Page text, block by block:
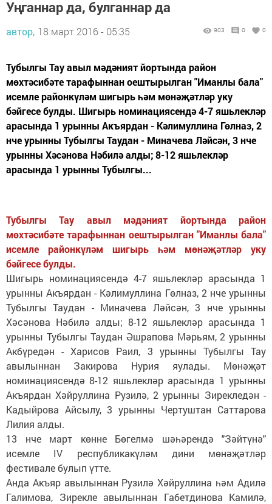
Уңганнар да, булганнар да
автор, 18 март 2016 - 05:35 903 0 0
Тубылгы Тау авыл мәдәният йортында район
мөхтәсибәте тарафыннан оештырылган "Иманлы бала"
исемле районкүләм шигырь һәм мөнәҗәтләр уку
бәйгесе булды. Шигырь номинациясендә 4-7 яшьлекләр
арасында 1 урынны Акъярдан - Кәлимуллина Гөлназ, 2
нче урынны Тубылгы Таудан - Миначева Ләйсән, 3 нче
урынны Хәсәнова Нәбилә алды; 8-12 яшьлекләр
арасында 1 урынны Тубылгы...
Тубылгы Тау авыл мәдәният йортында район
мөхтәсибәте тарафыннан оештырылган "Иманлы бала"
исемле районкүләм шигырь һәм мөнәҗәтләр уку
бәйгесе булды.
Шигырь номинациясендә 4-7 яшьлекләр арасында 1
урынны Акъярдан - Кәлимуллина Гөлназ, 2 нче урынны
Тубылгы Таудан - Миначева Ләйсән, 3 нче урынны
Хәсәнова Нәбилә алды; 8-12 яшьлекләр арасында 1
урынны Тубылгы Таудан Әшрапова Мәрьям, 2 урынны
Акбүредән - Харисов Раил, 3 урынны Тубылгы Тау
авылыннан Закирова Нурия яулады. Мөнәҗәт
номинациясендә 8-12 яшьлекләр арасында 1 урынны
Акъярдан Хәйруллина Рузилә, 2 урынны Зирекледән -
Кадыйрова Айсылу, 3 урынны Чертуштан Саттарова
Лилия алды.
13 нче март көнне Бөгелмә шәһәрендә "Зәйтүнә"
исемле IV республикакүләм дини мөнәҗәтләр
фестивале булып үтте.
Анда Акъяр авылыннан Рузилә Хәйруллина һәм Адилә
Галимова, Зирекле авылыннан Габетдинова Камилә,